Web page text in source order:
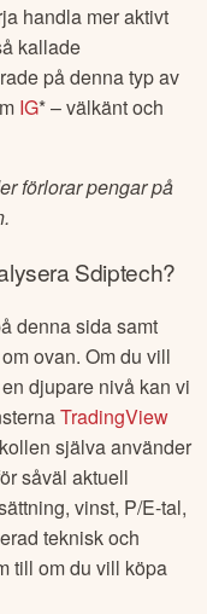
handla mer aktivt
kallade
på denna typ av
IG* – välkänt och
förlorar pengar på
Sdiptech?
denna sida samt
ovan. Om du vill
djupare nivå kan vi
TradingView
själva använder
såväl aktuell
vinst, P/E-tal,
teknisk och
till om du vill köpa